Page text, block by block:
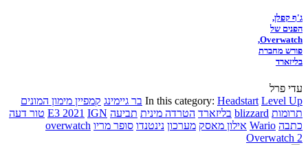
ג'ף קפלן,
הפנים של
Overwatch,
פורש מחברת
בליזארד
עדי פרל
In this category: Headstart Level Up בר גיימינג קמפיין מימון המונים
תרומות blizzard בליזארד הטרדה מינית תביעה E3 2021 IGN
טור דעה
כתבה Wario אילון מאסק מערכון נינטנדו סופר מריו overwatch
Overwatch 2